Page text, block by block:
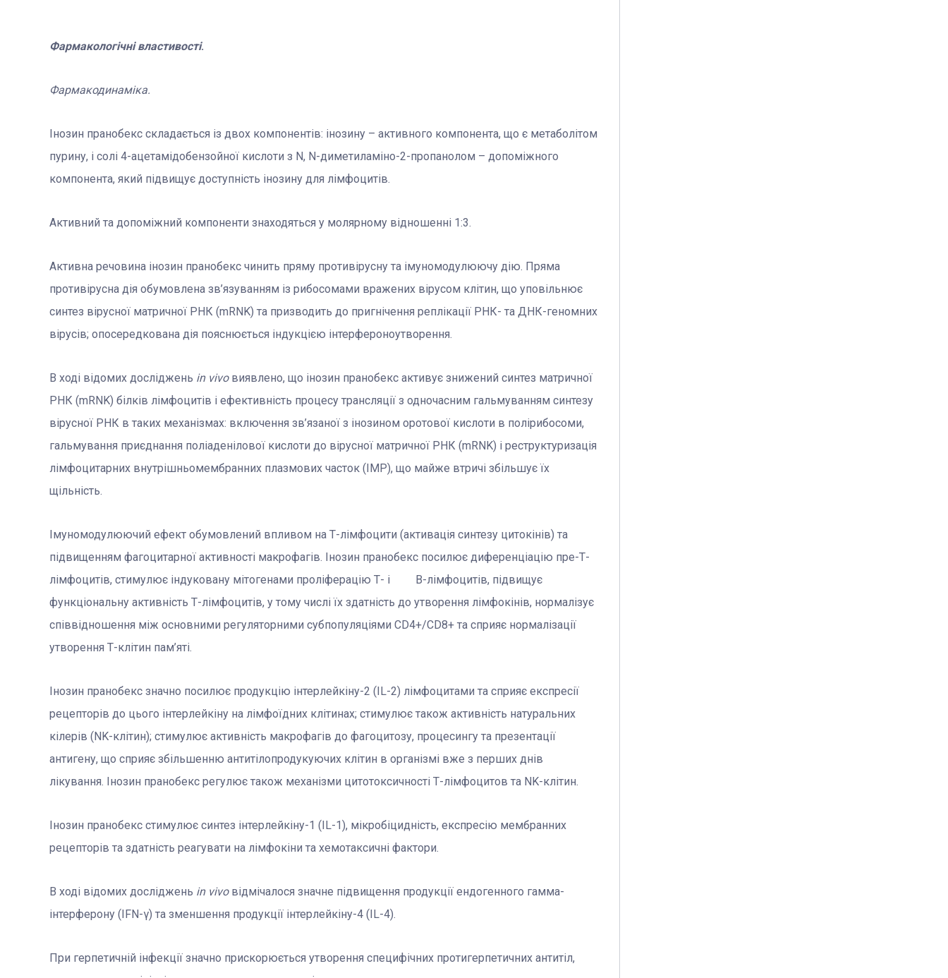
Фармакологічні властивості.
Фармакодинаміка.
Інозин пранобекс складається із двох компонентів: інозину – активного компонента, що є метаболітом
пурину, і солі 4-ацетамідобензойної кислоти з N, N-диметиламіно-2-пропанолом – допоміжного
компонента, який підвищує доступність інозину для лімфоцитів.
Активний та допоміжний компоненти знаходяться у молярному відношенні 1:3.
Активна речовина інозин пранобекс чинить пряму противірусну та імуномодулюючу дію. Пряма
противірусна дія обумовлена зв’язуванням із рибосомами вражених вірусом клітин, що уповільнює
синтез вірусної матричної РНК (mRNK) та призводить до пригнічення реплікації РНК- та ДНК-геномних
вірусів; опосередкована дія пояснюється індукцією інтерфероноутворення.
В ході відомих досліджень in vivoвиявлено, що інозин пранобекс активує знижений синтез матричної
РНК (mRNK) білків лімфоцитів і ефективність процесу трансляції з одночасним гальмуванням синтезу
вірусної РНК в таких механізмах: включення зв’язаної з інозином оротової кислоти в полірибосоми,
гальмування приєднання поліаденілової кислоти до вірусної матричної РНК (mRNK) і реструктуризація
лімфоцитарних внутрішньомембранних плазмових часток (IMP), що майже втричі збільшує їх
щільність.
Імуномодулюючий ефект обумовлений впливом на Т-лімфоцити (активація синтезу цитокінів) та
підвищенням фагоцитарної активності макрофагів. Інозин пранобекс посилює диференціацію пре-Т-
лімфоцитів, стимулює індуковану мітогенами проліферацію Т- і В-лімфоцитів, підвищує
функціональну активність Т-лімфоцитів, у тому числі їх здатність до утворення лімфокінів, нормалізує
співвідношення між основними регуляторними субпопуляціями CD4+/CD8+ та сприяє нормалізації
утворення Т-клітин пам’яті.
Інозин пранобекс значно посилює продукцію інтерлейкіну-2 (IL-2) лімфоцитами та сприяє експресії
рецепторів до цього інтерлейкіну на лімфоїдних клітинах; стимулює також активність натуральних
кілерів (NK-клітин); стимулює активність макрофагів до фагоцитозу, процесингу та презентації
антигену, що сприяє збільшенню антитілопродукуючих клітин в організмі вже з перших днів
лікування. Інозин пранобекс регулює також механізми цитотоксичності Т-лімфоцитов та NK-клітин.
Інозин пранобекс стимулює синтез інтерлейкіну-1 (IL-1), мікробіцидність, експресію мембранних
рецепторів та здатність реагувати на лімфокіни та хемотаксичні фактори.
В ході відомих досліджень in vivoвідмічалося значне підвищення продукції ендогенного гамма-
інтерферону (IFN-γ) та зменшення продукції інтерлейкіну-4 (IL-4).
При герпетичній інфекції значно прискорюється утворення специфічних протигерпетичних антитіл,